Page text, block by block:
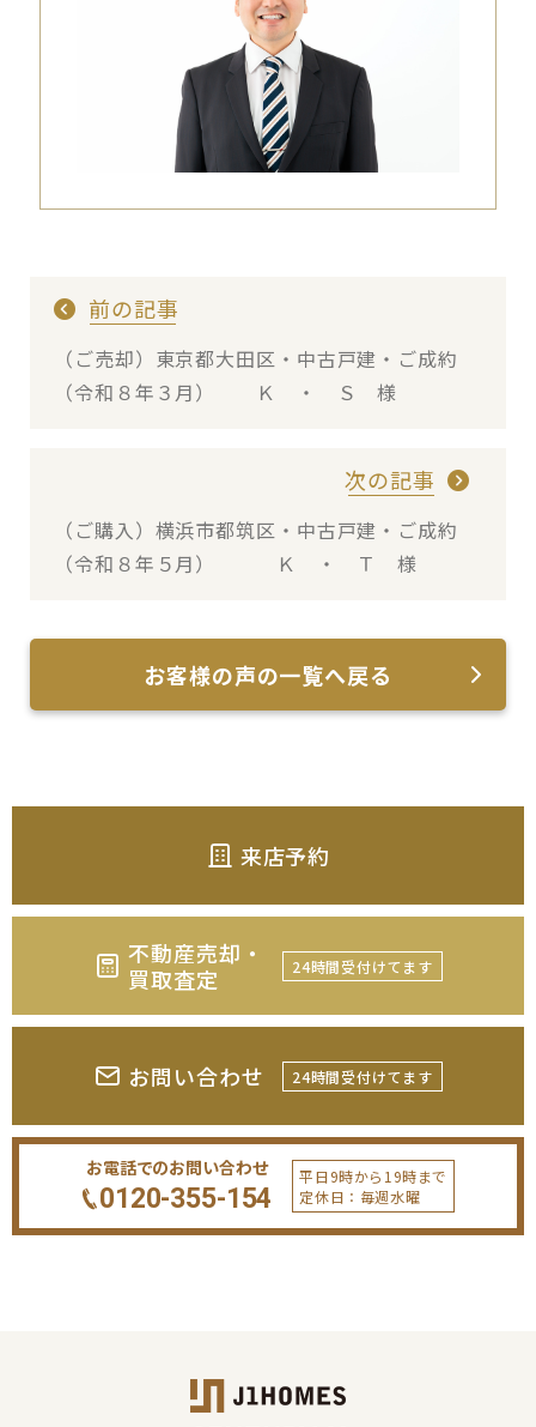
前の記事
（ご売却）東京都大田区・中古戸建・ご成約
（令和８年３月） Ｋ ・ Ｓ 様
次の記事
（ご購入）横浜市都筑区・中古戸建・ご成約
（令和８年５月） Ｋ ・ Ｔ 様
お客様の声の一覧へ戻る
来店予約
不動産売却・
買取査定
24時間受付けてます
お問い合わせ 24時間受付けてます
お電話でのお問い合わせ
0120-355-154
平日9時から19時まで
定休日：毎週水曜